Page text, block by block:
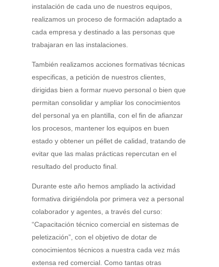
instalación de cada uno de nuestros equipos,
realizamos un proceso de formación adaptado a
cada empresa y destinado a las personas que
trabajaran en las instalaciones.
También realizamos acciones formativas técnicas
especificas, a petición de nuestros clientes,
dirigidas bien a formar nuevo personal o bien que
permitan consolidar y ampliar los conocimientos
del personal ya en plantilla, con el fin de afianzar
los procesos, mantener los equipos en buen
estado y obtener un péllet de calidad, tratando de
evitar que las malas prácticas repercutan en el
resultado del producto final.
Durante este año hemos ampliado la actividad
formativa dirigiéndola por primera vez a personal
colaborador y agentes, a través del curso:
“Capacitación técnico comercial en sistemas de
peletización”, con el objetivo de dotar de
conocimientos técnicos a nuestra cada vez más
extensa red comercial. Como tantas otras